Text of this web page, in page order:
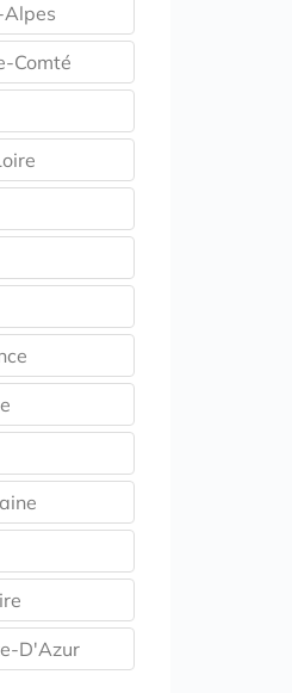
Comté
D'Azur